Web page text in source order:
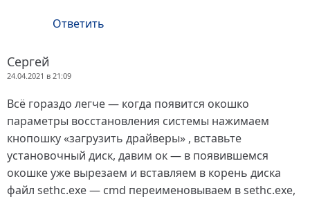
Ответить
Сергей
24.04.2021 в 21:09
Всё гораздо легче — когда появится окошко
параметры восстановления системы нажимаем
кнопошку «загрузить драйверы» , вставьте
установочный диск, давим ок — в появившемся
окошке уже вырезаем и вставляем в корень диска
файл sethc.exe — cmd переименовываем в sethc.exe,